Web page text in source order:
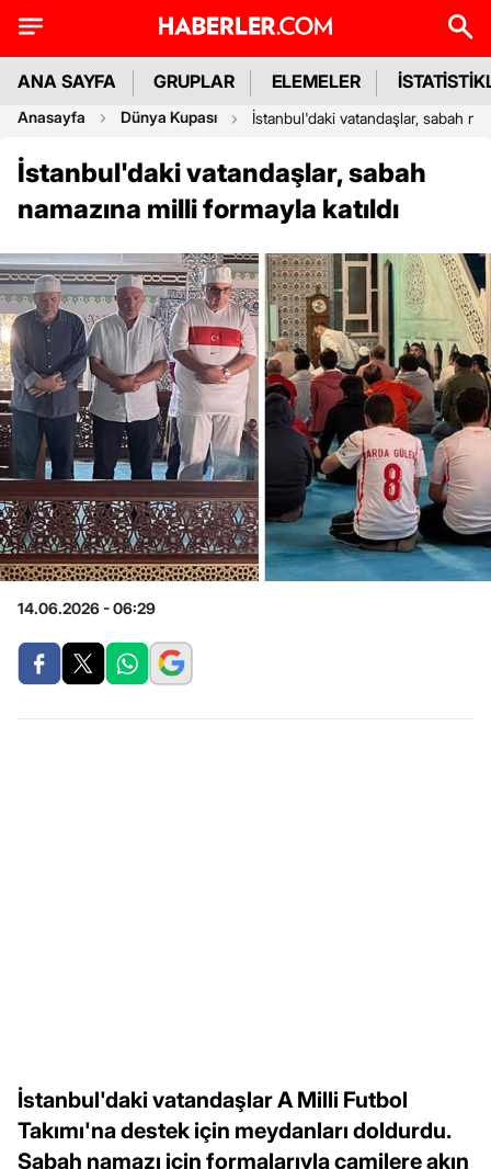
ANA SAYFA GRUPLAR ELEMELER
Anasayfa Dünya Kupası İstanbul'daki vatandaşlar, sabah
İstanbul'daki vatandaşlar, sabah
namazına milli formayla katıldı
14.06.2026 - 06:29
İstanbul'daki vatandaşlar A Milli Futbol
Takımı'na destek için meydanları doldurdu.
Sabah namazı için formalarıyla camilere akın